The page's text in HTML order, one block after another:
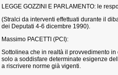
LEGGE GOZZINI E PARLAMENTO: le
(Stralci da interventi effettuati durante il
dei Deputati 4-6 dicembre 1990).
Massimo PACETTI (PCI):
Sottolinea che in realtà il provvedimento
solo a soddisfare determinate esigenze
a riscrivere norme già vigenti.